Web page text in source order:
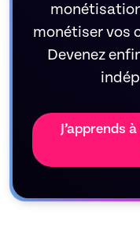
monétiser vos
Devenez
J’apprends